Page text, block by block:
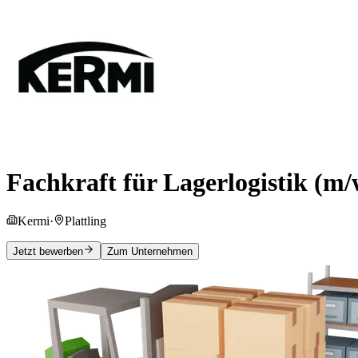
Fachkraft für Lagerlogistik (m/
Kermi· Plattling
Jetzt bewerben Zum Unternehmen